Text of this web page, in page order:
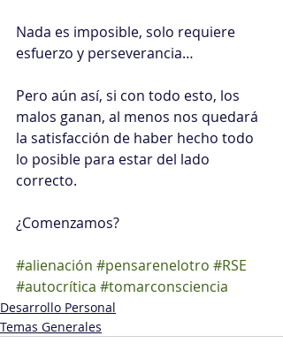
Nada es imposible, solo requiere
esfuerzo y perseverancia…
Pero aún así, si con todo esto, los
malos ganan, al menos nos quedará
la satisfacción de haber hecho todo
lo posible para estar del lado
correcto.
¿Comenzamos?
#alienación #pensarenelotro #RSE
#autocrítica #tomarconsciencia
Desarrollo Personal
Temas Generales